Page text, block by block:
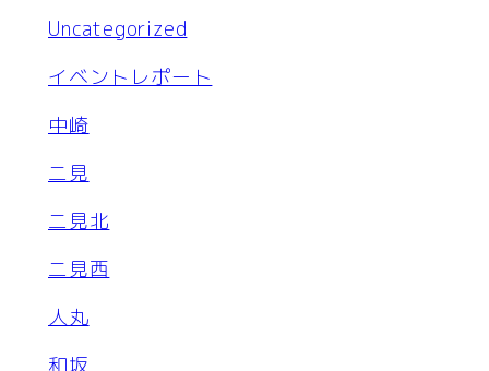
Uncategorized
イベントレポート
中崎
二見
二見北
二見西
人丸
和坂